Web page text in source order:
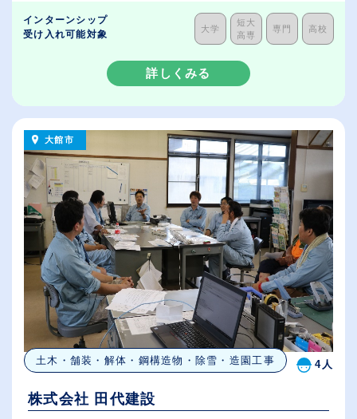
インターンシップ
受け入れ可能対象
大学
短大
高専
専門 高校
詳しくみる
大館市
土木・舗装・解体・鋼構造物・除雪・造園工事 4人
株式会社 田代建設